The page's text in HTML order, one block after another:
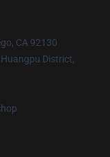
CA 92130
District,